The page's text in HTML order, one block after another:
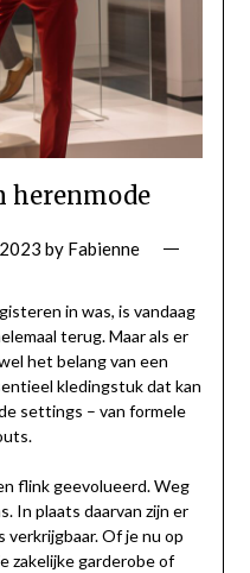
herenmode
by Fabienne
in was, is vandaag
terug. Maar als er
het belang van een
kledingstuk dat kan
settings – van formele
flink geevolueerd. Weg
In plaats daarvan zijn er
Of je nu op
zakelijke garderobe of